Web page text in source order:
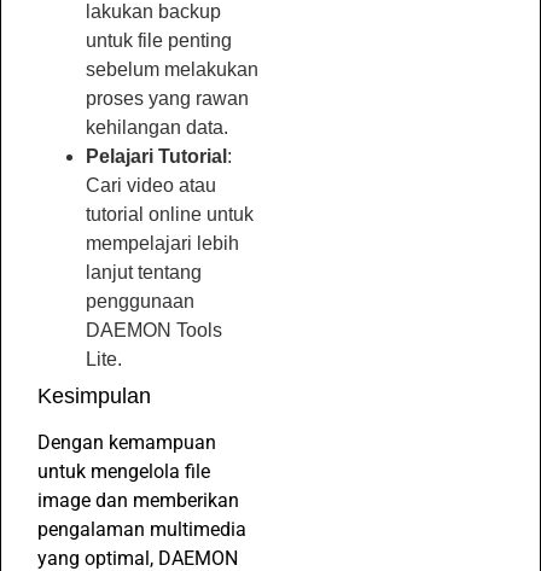
lakukan backup
untuk file penting
sebelum melakukan
proses yang rawan
kehilangan data.
Pelajari Tutorial :
Cari video atau
tutorial online untuk
mempelajari lebih
lanjut tentang
penggunaan
DAEMON Tools
Lite.
Kesimpulan
Dengan kemampuan
untuk mengelola file
image dan memberikan
pengalaman multimedia
yang optimal, DAEMON